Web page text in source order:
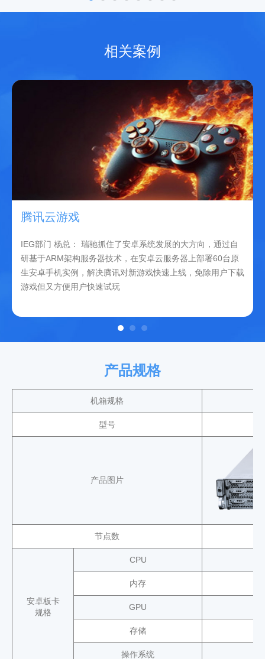
相关案例
腾讯云游戏
IEG部门 杨总： 瑞驰抓住了安卓系统发展的大方向，通过自
研基于ARM架构服务器技术，在安卓云服务器上部署60台原
生安卓手机实例，解决腾讯对新游戏快速上线，免除用户下载
游戏但又方便用户快速试玩
产品规格
机箱规格
型号
产品图片
节点数
安卓板卡
规格
CPU
内存
GPU
存储
操作系统